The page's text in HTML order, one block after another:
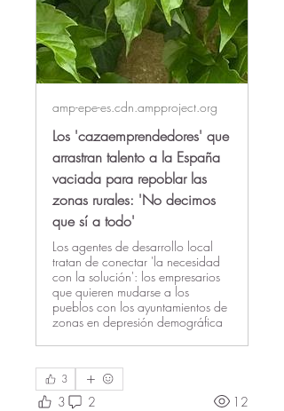
amp-epe-es.cdn.ampproject.org
Los 'cazaemprendedores' que
arrastran talento a la España
vaciada para repoblar las
zonas rurales: 'No decimos
que sí a todo'
Los agentes de desarrollo local
tratan de conectar 'la necesidad
con la solución': los empresarios
que quieren mudarse a los
pueblos con los ayuntamientos de
zonas en depresión demográfica
3
3 2 12